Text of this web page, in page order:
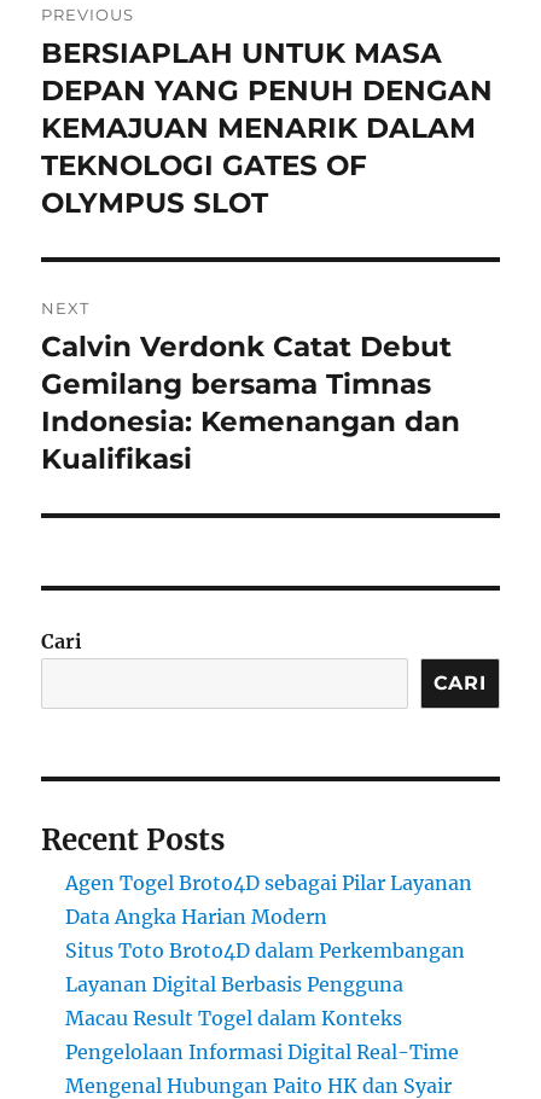
pos
PREVIOUS
Previous
post:
BERSIAPLAH UNTUK MASA
DEPAN YANG PENUH DENGAN
KEMAJUAN MENARIK DALAM
TEKNOLOGI GATES OF
OLYMPUS SLOT
NEXT
Next
post:
Calvin Verdonk Catat Debut
Gemilang bersama Timnas
Indonesia: Kemenangan dan
Kualifikasi
Cari
CARI
Recent Posts
Agen Togel Broto4D sebagai Pilar Layanan
Data Angka Harian Modern
Situs Toto Broto4D dalam Perkembangan
Layanan Digital Berbasis Pengguna
Macau Result Togel dalam Konteks
Pengelolaan Informasi Digital Real-Time
Mengenal Hubungan Paito HK dan Syair